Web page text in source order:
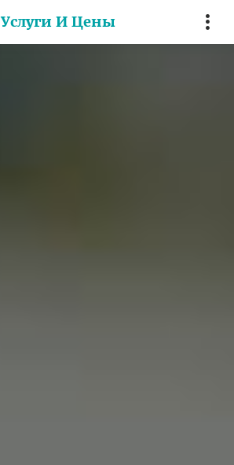
Услуги И Цены